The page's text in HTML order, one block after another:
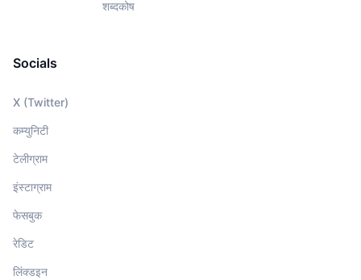
शब्दकोष
Socials
X (Twitter)
कम्युनिटी
टेलीग्राम
इंस्टाग्राम
फेसबुक
रेडिट
लिंक्डइन